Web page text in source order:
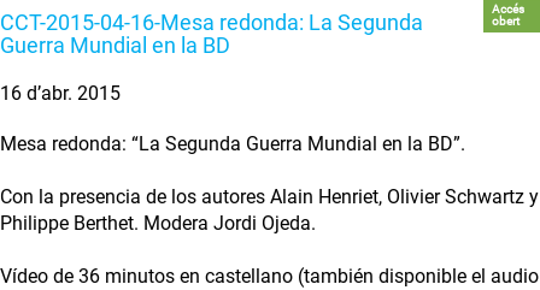
CCT-2015-04-16-Mesa redonda: La Segunda
Guerra Mundial en la BD
Accés
obert
16 d’abr. 2015
Mesa redonda: “La Segunda Guerra Mundial en la BD”.
Con la presencia de los autores Alain Henriet, Olivier Schwartz y
Philippe Berthet. Modera Jordi Ojeda.
Vídeo de 36 minutos en castellano (también disponible el audio